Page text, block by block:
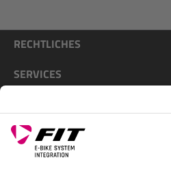
RECHTLICHES
SERVICES